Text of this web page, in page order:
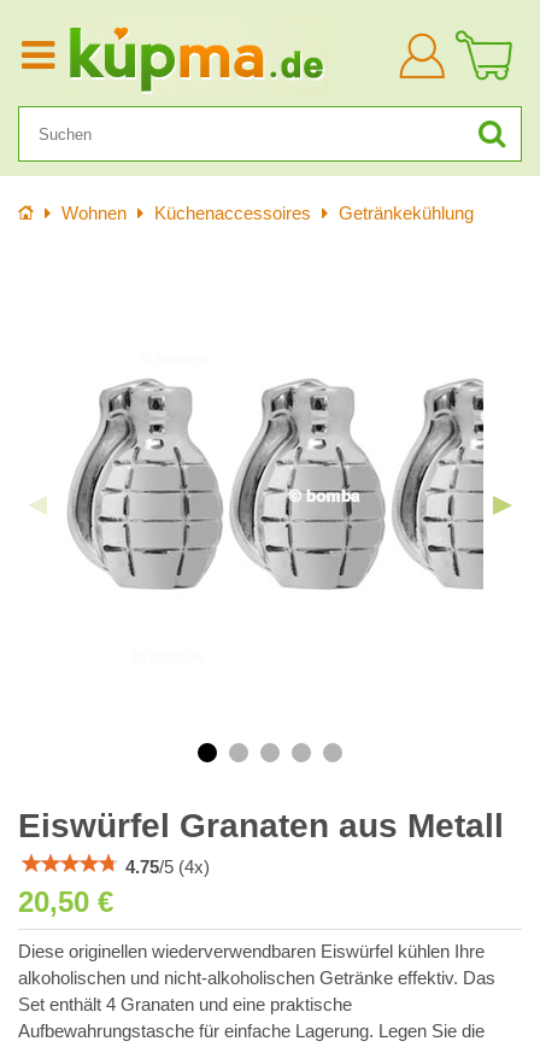
Anmelden
StartseiteWohnen Küchenaccessoires Getränkekühlung
Eiswürfel Granaten aus Metall
4.75/5 (4x)
20,50 €
Diese originellen wiederverwendbaren Eiswürfel kühlen Ihre
alkoholischen und nicht-alkoholischen Getränke effektiv. Das
Set enthält 4 Granaten und eine praktische
Aufbewahrungstasche für einfache Lagerung. Legen Sie die